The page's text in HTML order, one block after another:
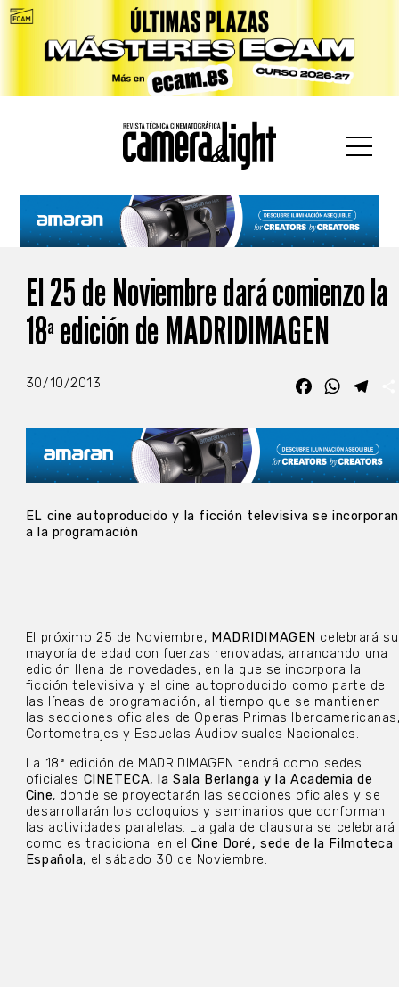
El 25 de Noviembre dará comienzo la
18ª edición de MADRIDIMAGEN
30/10/2013 Facebook
EL cine autoproducido y la ficción televisiva se incorporan
a la programación
El próximo 25 de Noviembre, MADRIDIMAGEN celebrará su
mayoría de edad con fuerzas renovadas, arrancando una
edición llena de novedades, en la que se incorpora la
ficción televisiva y el cine autoproducido como parte de
las líneas de programación, al tiempo que se mantienen
las secciones oficiales de Operas Primas
Cortometrajes y Escuelas Audiovisuales Nacionales.
La 18ª edición de MADRIDIMAGEN tendrá como sedes
oficiales CINETECA, la Sala Berlanga y la Academia de
Cine, donde se proyectarán las secciones oficiales y se
desarrollarán los coloquios y seminarios que conforman
las actividades paralelas. La gala de clausura se celebrará
como es tradicional en el Cine Doré, sede de la Filmoteca
Española, el sábado 30 de Noviembre.